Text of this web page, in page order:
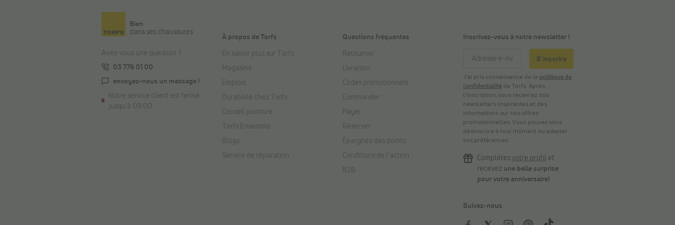
Bien
dans ses chaussures
Avez-vous une question ?
03 776 01 00
envoyez-nous un message !
Notre service client est fermé
jusqu'à 09:00
À propos de Torfs
En savoir plus sur Torfs
Magasins
Emplois
Durabilité chez Torfs
Conseil pointure
Torfs Ensemble
Blogs
Service de réparation
Questions fréquentes
Retourner
Livraison
Codes promotionnels
Commander
Payer
Réserver
Épargnez des points
Conditions de l'action
B2B
Inscrivez-vous à notre newsletter !
S'inscrire
J’ai pris connaissance de la politique de
confidentialité de Torfs. Après
l’inscription, vous recevrez nos
newsletters inspirantes et des
informations sur nos offres
promotionnelles. Vous pouvez vous
désinscrire à tout moment ou adapter
vos préférences.
Complétez votre profil et
recevez une belle surprise
pour votre anniversaire!
Suivez-nous